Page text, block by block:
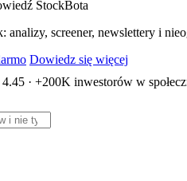
StockBota
analizy, screener, newslettery i
Dowiedz się więcej
4.45 · +200K inwestorów w